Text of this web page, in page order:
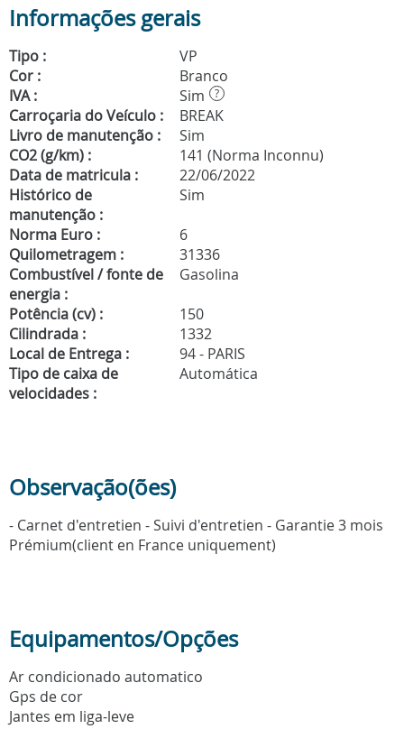
Informações gerais
Tipo :
VP
Cor :
Branco
IVA :
Sim ?
Carroçaria do Veículo :
BREAK
Livro de manutenção :
Sim
CO2 (g/km) :
141 (Norma Inconnu)
Data de matricula :
22/06/2022
Histórico de
manutenção :
Sim
Norma Euro :
6
Quilometragem :
31336
Combustível / fonte de
energia :
Gasolina
Potência (cv) :
150
Cilindrada :
1332
Local de Entrega :
94 - PARIS
Tipo de caixa de
velocidades :
Automática
Observação(ões)
- Carnet d'entretien - Suivi d'entretien - Garantie 3 mois
Prémium(client en France uniquement)
Equipamentos/Opções
Ar condicionado automatico
Gps de cor
Jantes em liga-leve